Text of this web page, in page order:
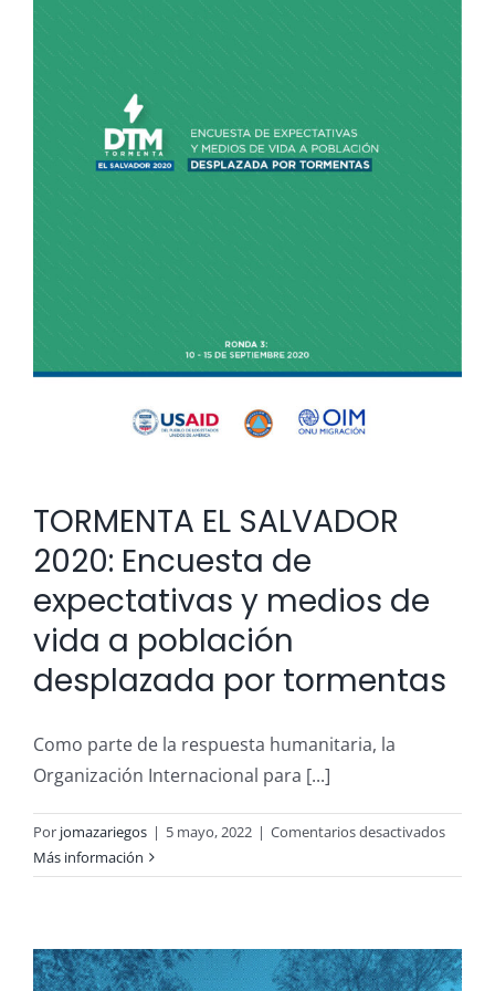
Descargas
TORMENTA EL SALVADOR
2020: Encuesta de
expectativas y medios de
vida a población
desplazada por tormentas
Como parte de la respuesta humanitaria, la
Organización Internacional para [...]
Por jomazariegos | 5 mayo, 2022 | Comentarios desactivadosen
EL
de
Más información